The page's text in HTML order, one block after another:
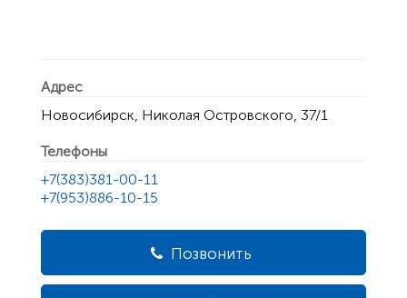
Адрес
Новосибирск, Николая Островского, 37/1
Телефоны
+7(383)381-00-11
+7(953)886-10-15
Позвонить